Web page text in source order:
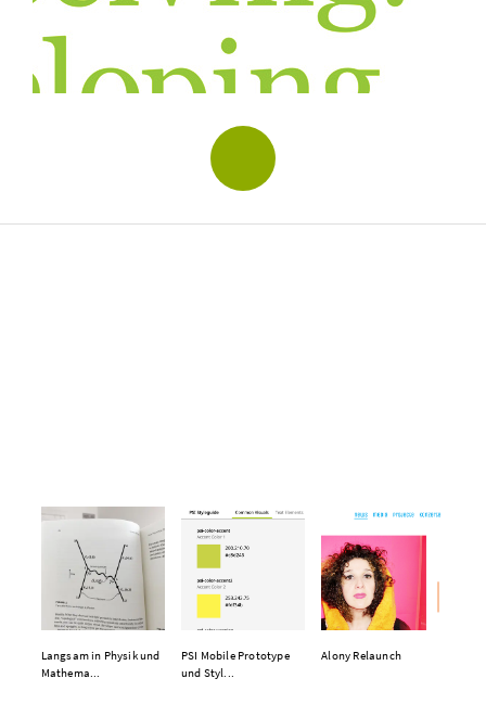
Langsam in Physik und
Mathema...
PSI Mobile Prototype
und Styl...
Alony Relaunch